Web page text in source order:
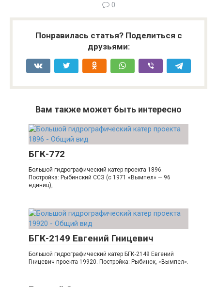
0
Понравилась статья? Поделиться с
друзьями:
Вам также может быть интересно
БГК-772
Большой гидрографический катер проекта 1896.
Постройка: Рыбинский ССЗ (с 1971 «Вымпел» — 96
единиц),
БГК-2149 Евгений Гницевич
Большой гидрографический катер БГК-2149 Евгений
Гницевич проекта 19920. Постройка: Рыбинск, «Вымпел».